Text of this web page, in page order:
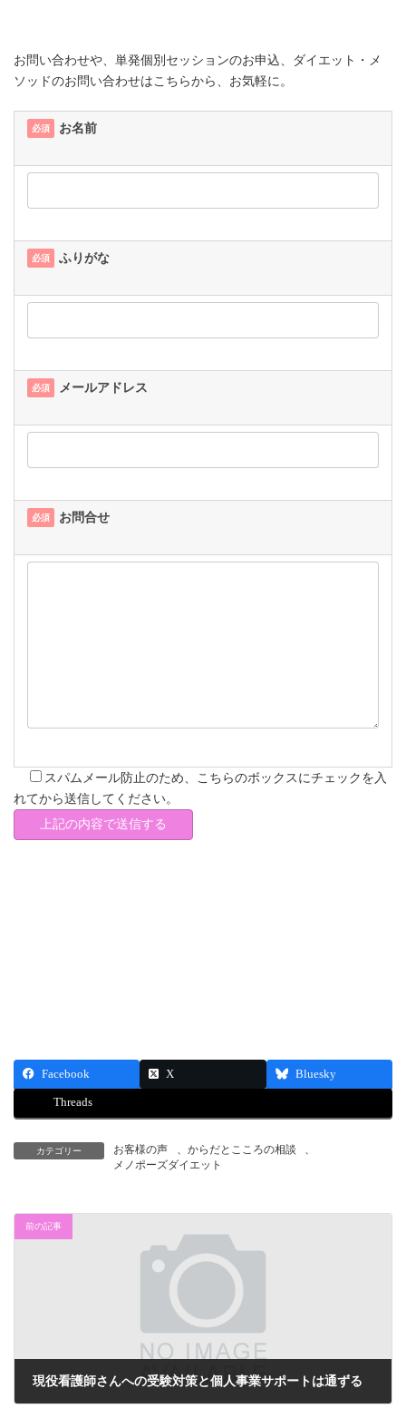
お問い合わせや、単発個別セッションのお申込、ダイエット・メ
ソッドのお問い合わせはこちらから、お気軽に。
必須 お名前
必須 ふりがな
必須 メールアドレス
必須 お問合せ
スパムメール防止のため、こちらのボックスにチェックを入
れてから送信してください。
Facebook X Bluesky
Threads
カテゴリー お客様の声 からだとこころの相談
メノポーズダイエット
前の記事
現役看護師さんへの受験対策と個人事業サポートは通ずる